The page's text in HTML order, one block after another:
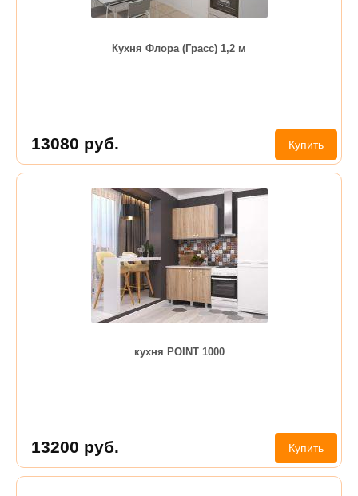
Кухня Флора (Грасс) 1,2 м
13080 руб. Купить
кухня POINT 1000
13200 руб. Купить